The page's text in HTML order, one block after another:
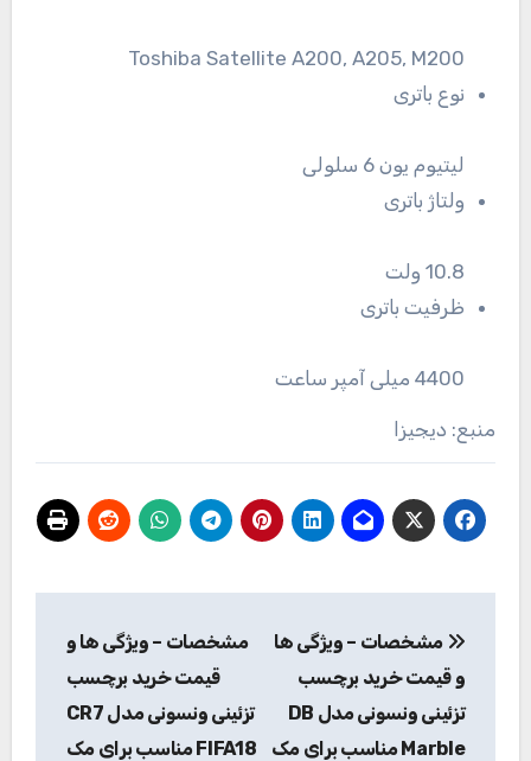
Toshiba Satellite A200, A205, M200
نوع باتری
لیتیوم یون 6 سلولی
ولتاژ باتری
10.8 ولت
ظرفیت باتری
4400 میلی آمپر ساعت
منبع: دیجیزا
نوشته
مشخصات – ویژگی ها
و قیمت خرید برچسب
تزئینی ونسونی مدل DB
Marble مناسب برای مک
مشخصات – ویژگی ها و
قیمت خرید برچسب
تزئینی ونسونی مدل CR7
FIFA18 مناسب برای مک